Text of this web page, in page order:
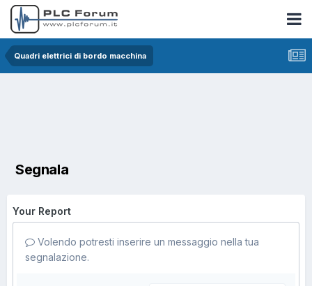
Quadri elettrici di bordo macchina
Segnala
Your Report
Volendo potresti inserire un messaggio nella tua
segnalazione.